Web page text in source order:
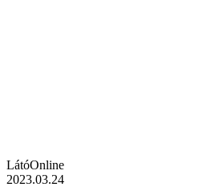
LátóOnline
2023.03.24